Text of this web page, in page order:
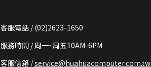
客服電話 / (02)2623-1650
服務時間 / 周一~周五10AM-6PM
客服信箱 /service@huahuacomputer.com.tw